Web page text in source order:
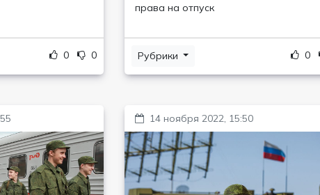
0 0
права на отпуск
Рубрики 0
14 ноября 2022, 15:50